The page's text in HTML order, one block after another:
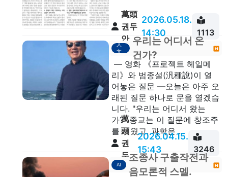
萬頭
권두
안
2026.05.18.
14:30
1113
人
文
우리는 어디서 온
건가?
— 영화 《프로젝트 헤일메
리》와 범종설(汎種說)이 열
어놓은 질문 —오늘은 아주 오
래된 질문 하나로 문을 열겠습
니다. "우리는 어디서 왔는
가?" 종교는 이 질문에 창조주
를 세웠고, 과학은 ...
萬
頭
권
두
안
2026.04.15.
15:43
3246
AI
조종사 구출작전과
음모론적 스멜.